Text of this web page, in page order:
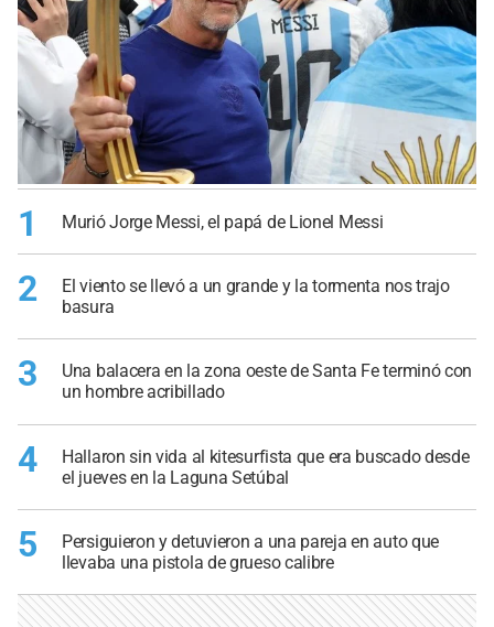
1 Murió Jorge Messi, el papá de Lionel Messi
2
El viento se llevó a un grande y la tormenta nos trajo
basura
3
Una balacera en la zona oeste de Santa Fe terminó con
un hombre acribillado
4
Hallaron sin vida al kitesurfista que era buscado desde
el jueves en la Laguna Setúbal
5
Persiguieron y detuvieron a una pareja en auto que
llevaba una pistola de grueso calibre